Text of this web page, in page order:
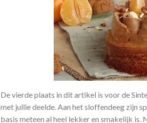
De vierde plaats in dit artikel is voor de
met jullie deelde. Aan het sloffendeeg zijn
basis meteen al heel lekker en smakelijk